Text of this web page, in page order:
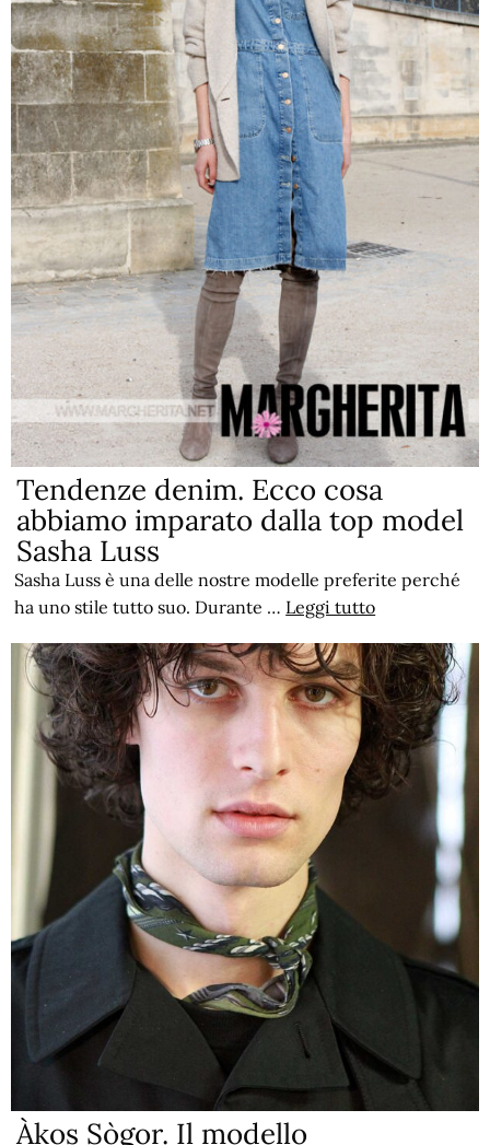
Tendenze denim. Ecco cosa
abbiamo imparato dalla top model
Sasha Luss
Sasha Luss è una delle nostre modelle preferite perché
ha uno stile tutto suo. Durante … Leggi tutto
Àkos Sògor. Il modello